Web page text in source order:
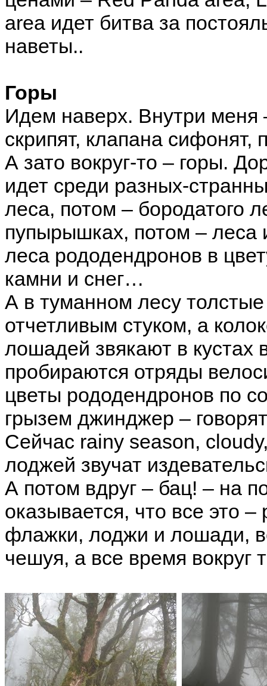
area идет битва за
наветы..
Горы
Идем наверх. Внутри меня
скрипят, клапана сифонят,
А зато вокруг-то – горы.
идет среди разных-
леса, потом – бородатого
пупырышках, потом – леса
леса рододендронов в
камни и снег…
А в туманном лесу
отчетливым стуком, а
лошадей звякают в кустах
пробираются отряды
цветы рододендронов по
грызем джинджер –
Сейчас rainy season,
лоджей звучат
А потом вдруг – бац! – на
оказывается, что все это
флажки, лоджи и лошади,
чешуя, а все время вокруг